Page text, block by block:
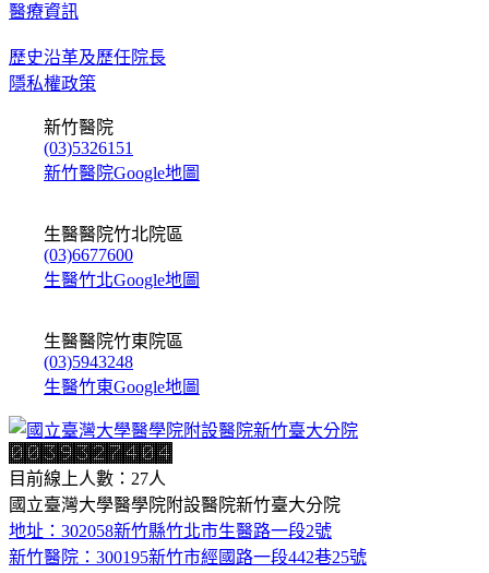
醫療資訊
歷史沿革及歷任院長
隱私權政策
新竹醫院
(03)5326151
新竹醫院Google地圖
生醫醫院竹北院區
(03)6677600
生醫竹北Google地圖
生醫醫院竹東院區
(03)5943248
生醫竹東Google地圖
目前線上人數：27人
國立臺灣大學醫學院附設醫院新竹臺大分院
地址：302058新竹縣竹北市生醫路一段2號
新竹醫院：300195新竹市經國路一段442巷25號